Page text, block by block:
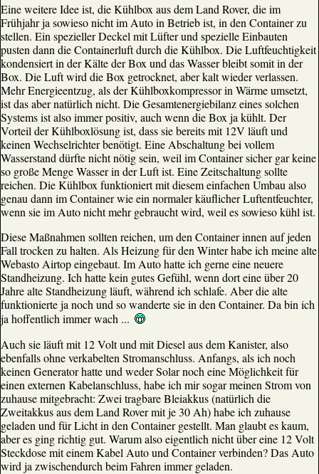
Eine weitere Idee ist, die Kühlbox aus dem Land Rover, die im
Frühjahr ja sowieso nicht im Auto in Betrieb ist, in den Container zu
stellen. Ein spezieller Deckel mit Lüfter und spezielle Einbauten
pusten dann die Containerluft durch die Kühlbox. Die Luftfeuchtigkeit
kondensiert in der Kälte der Box und das Wasser bleibt somit in der
Box. Die Luft wird die Box getrocknet, aber kalt wieder verlassen.
Mehr Energieentzug, als der Kühlboxkompressor in Wärme umsetzt,
ist das aber natürlich nicht. Die Gesamtenergiebilanz eines solchen
Systems ist also immer positiv, auch wenn die Box ja kühlt. Der
Vorteil der Kühlboxlösung ist, dass sie bereits mit 12V läuft und
keinen Wechselrichter benötigt. Eine Abschaltung bei vollem
Wasserstand dürfte nicht nötig sein, weil im Container sicher gar keine
so große Menge Wasser in der Luft ist. Eine Zeitschaltung sollte
reichen. Die Kühlbox funktioniert mit diesem einfachen Umbau also
genau dann im Container wie ein normaler käuflicher Luftentfeuchter,
wenn sie im Auto nicht mehr gebraucht wird, weil es sowieso kühl ist.
Diese Maßnahmen sollten reichen, um den Container innen auf jeden
Fall trocken zu halten. Als Heizung für den Winter habe ich meine alte
Webasto Airtop eingebaut. Im Auto hatte ich gerne eine neuere
Standheizung. Ich hatte kein gutes Gefühl, wenn dort eine über 20
Jahre alte Standheizung läuft, während ich schlafe. Aber die alte
funktionierte ja noch und so wanderte sie in den Container. Da bin ich
ja hoffentlich immer wach ...
Auch sie läuft mit 12 Volt und mit Diesel aus dem Kanister, also
ebenfalls ohne verkabelten Stromanschluss. Anfangs, als ich noch
keinen Generator hatte und weder Solar noch eine Möglichkeit für
einen externen Kabelanschluss, habe ich mir sogar meinen Strom von
zuhause mitgebracht: Zwei tragbare Bleiakkus (natürlich die
Zweitakkus aus dem Land Rover mit je 30 Ah) habe ich zuhause
geladen und für Licht in den Container gestellt. Man glaubt es kaum,
aber es ging richtig gut. Warum also eigentlich nicht über eine 12 Volt
Steckdose mit einem Kabel Auto und Container verbinden? Das Auto
wird ja zwischendurch beim Fahren immer geladen.